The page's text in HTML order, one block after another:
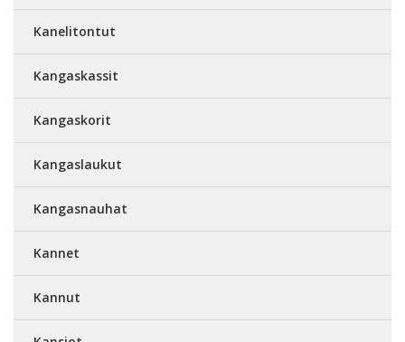
Kanelitontut
Kangaskassit
Kangaskorit
Kangaslaukut
Kangasnauhat
Kannet
Kannut